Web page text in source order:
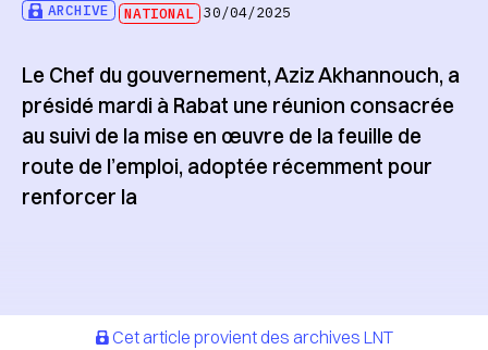
ARCHIVE NATIONAL 30/04/2025
Le Chef du gouvernement, Aziz Akhannouch, a
présidé mardi à Rabat une réunion consacrée
au suivi de la mise en œuvre de la feuille de
route de l’emploi, adoptée récemment pour
renforcer la
Cet article provient des archives LNT